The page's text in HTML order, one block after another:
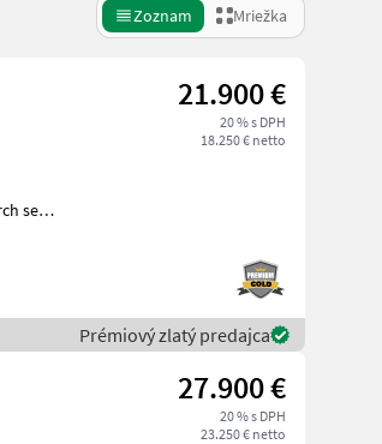
Zoznam Mriežka
21.900 €
20 % s DPH
18.250 € netto
Prémiový zlatý predajca
27.900 €
20 % s DPH
23.250 € netto